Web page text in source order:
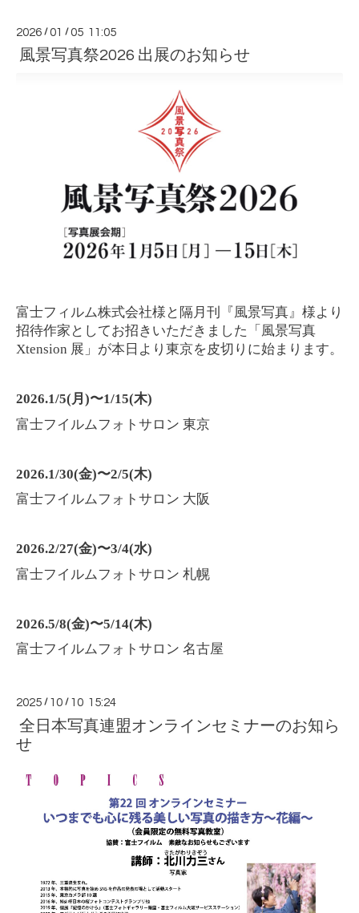
2026 /01 /05 11:05
風景写真祭2026 出展のお知らせ
富士フィルム株式会社様と隔月刊『風景写真』様より
招待作家としてお招きいただきました「風景写真
Xtension 展」が本日より東京を皮切りに始まります。
2026.1/5(月)〜1/15(木)
富士フイルムフォトサロン 東京
2026.1/30(金)〜2/5(木)
富士フイルムフォトサロン 大阪
2026.2/27(金)〜3/4(水)
富士フイルムフォトサロン 札幌
2026.5/8(金)〜5/14(木)
富士フイルムフォトサロン 名古屋
2025 / 10 / 10 15:24
全日本写真連盟オンラインセミナーのお知ら
せ